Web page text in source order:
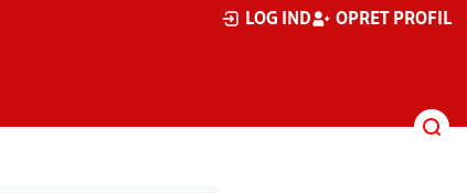
LOG IND OPRET PROFIL